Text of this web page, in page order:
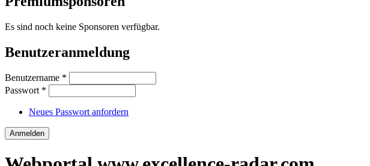
Es sind noch keine Sponsoren verfügbar.
Benutzeranmeldung
Benutzername *
Passwort *
Neues Passwort anfordern